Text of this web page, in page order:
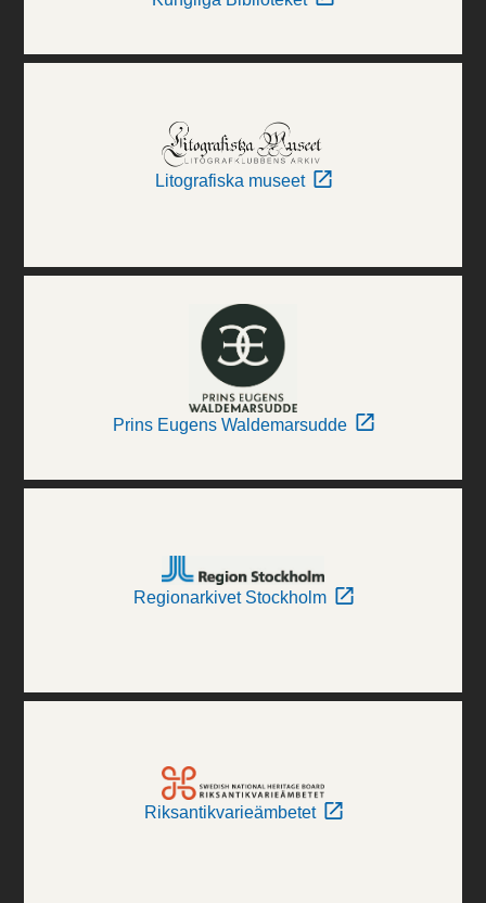
Litografiska museet
Prins Eugens Waldemarsudde
Regionarkivet Stockholm
Riksantikvarieämbetet